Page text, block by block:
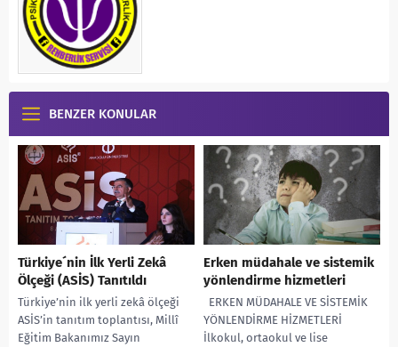
BENZER KONULAR
Türkiye´nin İlk Yerli Zekâ
Ölçeği (ASİS) Tanıtıldı
Türkiye’nin ilk yerli zekâ ölçeği
ASİS’in tanıtım toplantısı, Millî
Eğitim Bakanımız Sayın
Erken müdahale ve sistemik
yönlendirme hizmetleri
ERKEN MÜDAHALE VE SİSTEMİK
YÖNLENDİRME HİZMETLERİ
İlkokul, ortaokul ve lise